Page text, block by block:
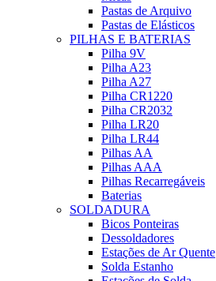
Pastas de Arquivo
Pastas de Elásticos
PILHAS E BATERIAS
Pilha 9V
Pilha A23
Pilha A27
Pilha CR1220
Pilha CR2032
Pilha LR20
Pilha LR44
Pilhas AA
Pilhas AAA
Pilhas Recarregáveis
Baterias
SOLDADURA
Bicos Ponteiras
Dessoldadores
Estações de Ar Quente
Solda Estanho